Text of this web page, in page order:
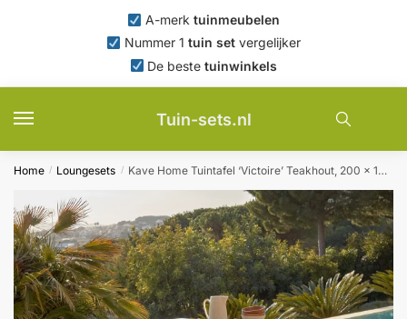
A-merk tuinmeubelen
Nummer 1 tuin set vergelijker
De bestetuinwinkels
Tuin-sets.nl
Home / Loungesets / Kave Home Tuintafel ‘Victoire’ Teakhout, 200 x 100cm